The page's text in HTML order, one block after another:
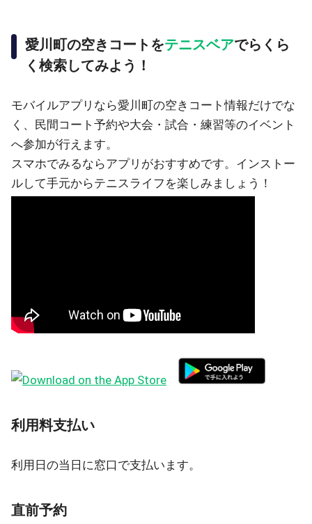
愛川町の空きコートをテニスベアでらくら
く検索してみよう！
モバイルアプリなら愛川町の空きコート情報だけでな
く、民間コート予約や大会・試合・練習等のイベント
へ参加が行えます。
スマホでみるならアプリがおすすめです。インストー
ルして手元からテニスライフを楽しみましょう！
利用料支払い
利用日の当日に窓口で支払います。
直前予約